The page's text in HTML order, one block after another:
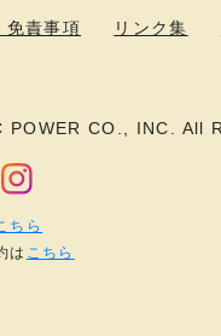
免責事項 リンク集
POWER CO., INC. All
ちら
は こちら